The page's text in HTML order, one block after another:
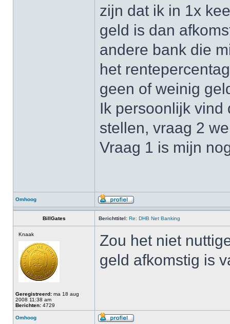
zijn dat ik in 1x
geld is dan
andere bank die
het
geen of weinig
Ik persoonlijk vind
stellen, vraag 2
Vraag 1 is mijn
Omhoog
BillGates Berichttitel: Re: DHB Net Banking
Knaak
Geregistreerd: ma 18 aug
2008 11:38 am
Berichten: 4729
Zou het niet
geld afkomstig is
Omhoog